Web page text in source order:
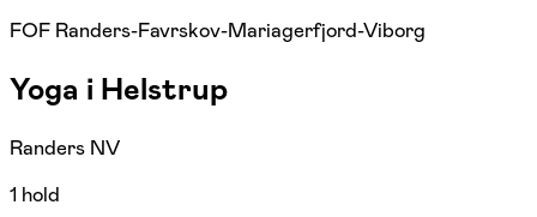
FOF Randers-Favrskov-Mariagerfjord-Viborg
Yoga i Helstrup
Randers NV
1 hold